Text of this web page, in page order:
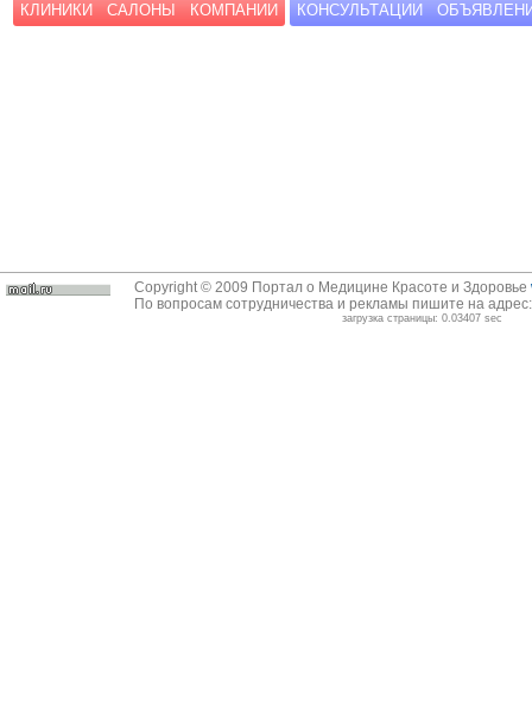
КЛИНИКИ САЛОНЫ КОМПАНИИ КОНСУЛЬТАЦИИ
Copyright © 2009 Портал о Медицине Красоте и Здоровье
По вопросам сотрудничества и рекламы пишите на
загрузка страницы: 0.03407 sec